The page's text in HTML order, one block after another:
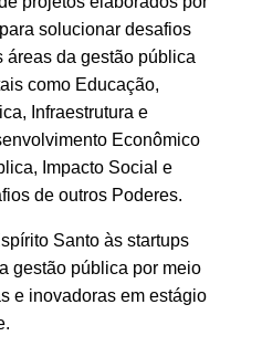
solucionar desafios
áreas da gestão pública
como Educação,
Infraestrutura e
Econômico
Impacto Social e
de outros Poderes.
Santo às startups
gestão pública por meio
e inovadoras em estágio